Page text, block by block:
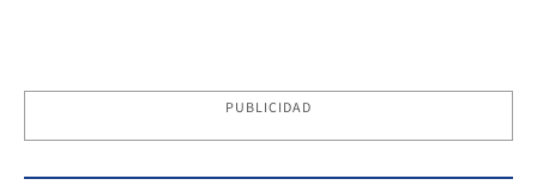
PUBLICIDAD